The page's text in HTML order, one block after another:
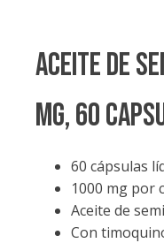
ACEITE DE
MG, 60
60 cápsulas
1000 mg por
Aceite de
Con